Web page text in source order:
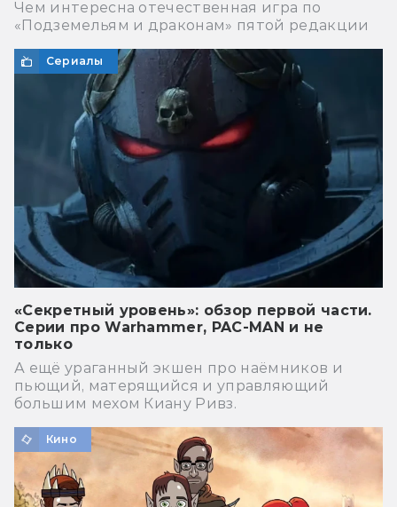
Чем интересна отечественная игра по
«Подземельям и драконам» пятой редакции
Сериалы
«Секретный уровень»: обзор первой части.
Серии про Warhammer, PAC-MAN и не
только
А ещё ураганный экшен про наёмников и
пьющий, матерящийся и управляющий
большим мехом Киану Ривз.
Кино